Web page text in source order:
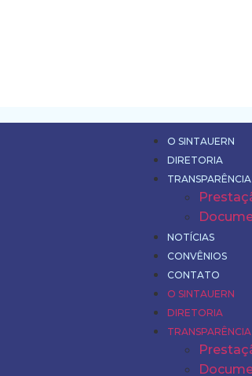
O SINTAUERN
DIRETORIA
TRANSPARÊNCIA
NOTÍCIAS
CONVÊNIOS
CONTATO
O SINTAUERN
DIRETORIA
TRANSPARÊNCIA